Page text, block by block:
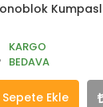
KARGO
BEDAVA
Sepete Ekle